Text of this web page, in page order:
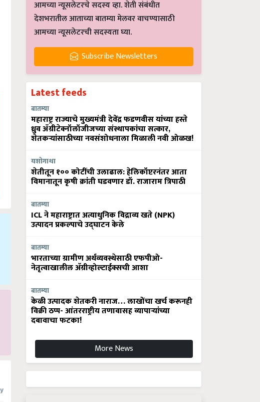
आमच्या न्यूसलेटरचे सदस्य व्हा. शेती संबंधीत
देशभरातील आताच्या बातम्या मेलवर वाचण्यासाठी
आमच्या न्यूसलेटरची सदस्यता घ्या.
Subscribe Newsletters
Latest feeds
बातम्या
महाराष्ट्र राज्याचे मुख्यमंत्री देवेंद्र फडणवीस यांच्या हस्ते
ध्रुव ॲग्रीटेक्नॉलॉजीजच्या संस्थापकांचा सत्कार,
शेतकऱ्यांसाठीच्या नवसंशोधनाला मिळाली नवी ओळख!
यशोगाथा
शेतीतून १०० कोटींची उलाढाल: हेलिकॉप्टरनंतर आता
विमानातून कृषी क्रांती घडवणार डॉ. राजाराम त्रिपाठी
बातम्या
ICL ने महाराष्ट्रात अत्याधुनिक विद्राव्य खते (NPK)
उत्पादन प्रकल्पाचे उद्घाटन केले
बातम्या
भारताच्या ग्रामीण अर्थव्यवस्थेसाठी एफपीओ-
नेतृत्वाखालील अ‍ॅग्रीव्होल्टाईक्सची आशा
बातम्या
केळी उत्पादक शेतकरी नाराज… लाखोंचा खर्च करूनही
विक्री ठप्प- आंतरराष्ट्रीय तणावासह व्यापाऱ्यांच्या
दबावाचा फटका!
More News